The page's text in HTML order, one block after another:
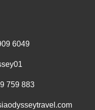
6049
759 883